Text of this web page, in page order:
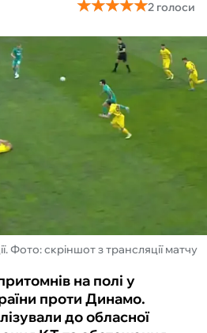
★★★★★
★★★★★2 голоси
Фото: скріншот з трансляції матчу
на полі у
проти Динамо.
до обласної